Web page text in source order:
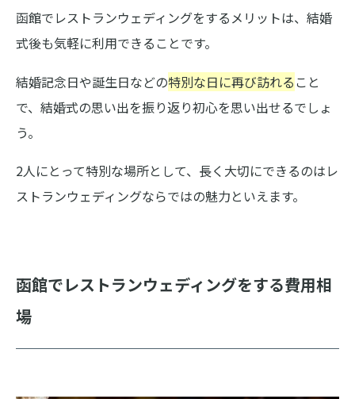
函館でレストランウェディングをするメリットは、結婚
式後も気軽に利用できることです。
結婚記念日や誕生日などの特別な日に再び訪れる こと
で、結婚式の思い出を振り返り初心を思い出せるでしょ
う。
2人にとって特別な場所として、長く大切にできるのはレ
ストランウェディングならではの魅力といえます。
函館でレストランウェディングをする費用相
場